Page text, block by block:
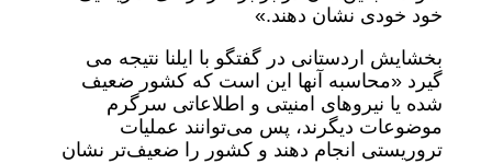
خود خودی نشان دهند.»
بخشایش اردستانی در گفتگو با ایلنا نتیجه می
گیرد «محاسبه آنها این است که کشور ضعیف
شده یا نیروهای امنیتی و اطلاعاتی سرگرم
موضوعات دیگرند، پس می‌توانند عملیات
تروریستی انجام دهند و کشور را ضعیف‌تر نشان